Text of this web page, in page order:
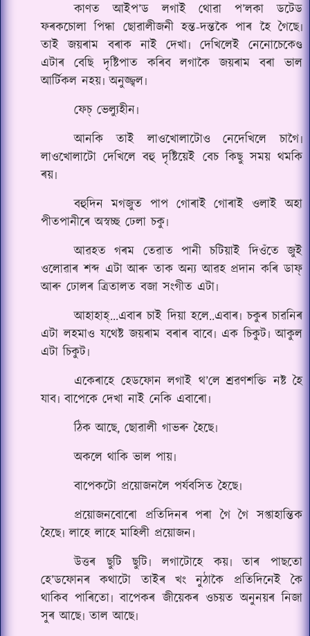
কাণত আইপ’ড লগাই থোৱা প’লকা ডটেড
ফৰকচোলা পিন্ধা ছোৱালীজনী হন্ত-দন্তকৈ পাৰ ‌হৈ গৈছে৷
তাই জয়ৰাম বৰাক নাই দেখা৷ দেখিলেই নেনোচেকেণ্ড
এটাৰ বেছি দৃষ্টিপাত কৰিব লগাকৈ জয়ৰাম বৰা ভাল
আৰ্টিকল নহয়৷ অনুজ্জ্বল৷
ফেচ্ ভেল্যুহীন৷
আনকি তাই লাওখোলাটোও নেদেখিলে চাগৈ৷
লাওখোলাটো দেখিলে বহু দৃষ্টিয়েই বেচ কিছু সময় থমকি
ৰয়৷
বহুদিন মগজুত পাপ গোৰাই গোৰাই ওলাই অহা
পীতপানীৰে অস্বচ্ছ ঢেলা চকু৷
আৱহত গৰম তেৱাত পানী চটিয়াই দিওঁতে জুই
ওলোৱাৰ শব্দ এটা আৰু তাক অন্য আৱহ প্ৰদান কৰি ডাফ্
আৰু ঢোলৰ ত্ৰিতালত বজা সংগীত এটা৷
আহাহাহ্...এবাৰ চাই দিয়া হলে..এবাৰ৷ চকুৰ চাৱনিৰ
এটা লহমাও যথেষ্ট জয়ৰাম বৰাৰ বাবে৷ এক চিকুট৷ আকুল
এটা চিকুট৷
একেৰাহে হেডফোন লগাই থ’লে শ্ৰৱণশক্তি নষ্ট হৈ
যাব৷ বাপেকে দেখা নাই নেকি এবাৰো৷
ঠিক আছে, ছোৱালী গাভৰু হৈছে৷
অকলে থাকি ভাল‌ পায়৷
বাপেকটো প্ৰয়োজনলৈ পৰ্যবসিত হৈছে৷
প্ৰয়োজনবোৰো প্ৰতিদিনৰ পৰা গৈ গৈ সপ্তাহান্তিক
হৈছে৷ লাহে লাহে মাহিলী প্ৰয়োজন৷
উত্তৰ ছুটি ছুটি৷ লগাটোহে কয়৷ তাৰ পাছতো
হে’ডফোনৰ কথাটো তাইৰ খং নুঠাকৈ প্ৰতিদিনেই কৈ
থাকিব পাৰিতো৷ বাপেকৰ জীয়েকৰ ওচয়ত অনুনয়ৰ নিজা
সুৰ আছে৷ তাল আছে৷